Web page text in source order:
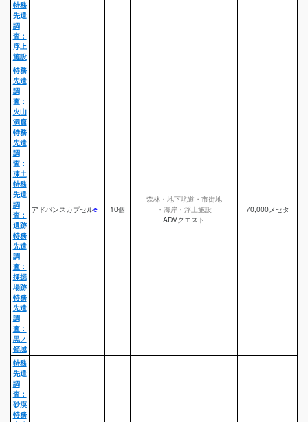
特務
先遣
調
査：
浮上
施設
特務
先遣
調
査：
火山
洞窟
特務
先遣
調
査：
凍土
特務
先遣
調
査：
遺跡
特務
先遣
調
査：
採掘
場跡
特務
先遣
調
査：
黒ノ
領域
アドバンスカプセルe 10個
森林・地下坑道・市街地
・海岸・浮上施設
ADVクエスト
70,000メセタ
特務
先遣
調
査：
砂漠
特務